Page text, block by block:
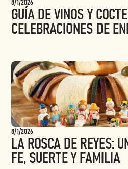
8/1/2026
GUÍA DE VINOS Y
CELEBRACIONES DE
8/1/2026
LA ROSCA DE REYES:
FE, SUERTE Y FAMILIA